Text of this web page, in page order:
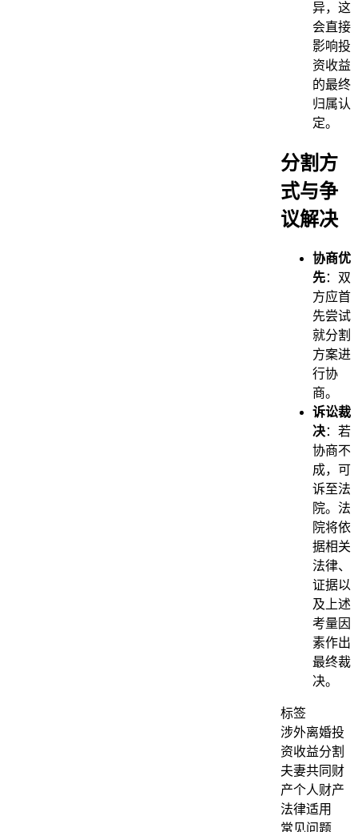
异，这
会直接
影响投
资收益
的最终
归属认
定。
分割方
式与争
议解决
协商优
先：双
方应首
先尝试
就分割
方案进
行协
商。
诉讼裁
决：若
协商不
成，可
诉至法
院。法
院将依
据相关
法律、
证据以
及上述
考量因
素作出
最终裁
决。
标签
涉外离婚投
资收益分割
夫妻共同财
产个人财产
法律适用
常见问题